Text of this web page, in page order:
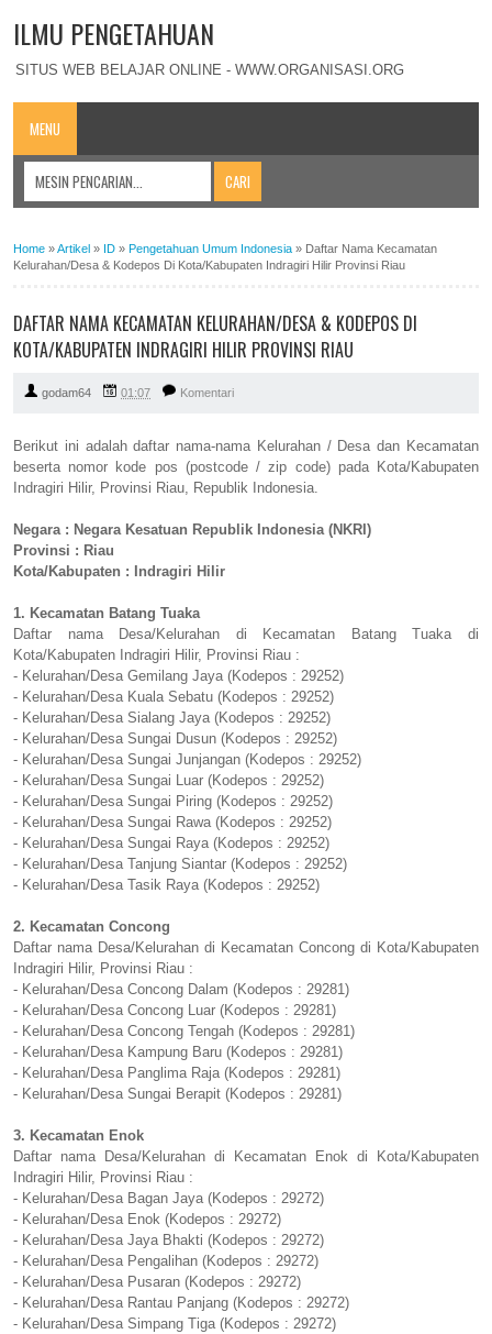
ILMU PENGETAHUAN
SITUS WEB BELAJAR ONLINE - WWW.ORGANISASI.ORG
MENU
Home »Artikel » ID » Pengetahuan Umum Indonesia » Daftar Nama Kecamatan
Kelurahan/Desa & Kodepos Di Kota/Kabupaten Indragiri Hilir Provinsi Riau
DAFTAR NAMA KECAMATAN KELURAHAN/DESA & KODEPOS DI
KOTA/KABUPATEN INDRAGIRI HILIR PROVINSI RIAU
godam64 01:07 Komentari
Berikut ini adalah daftar nama-nama Kelurahan / Desa dan Kecamatan
beserta nomor kode pos (postcode / zip code) pada Kota/Kabupaten
Indragiri Hilir, Provinsi Riau, Republik Indonesia.
Negara : Negara Kesatuan Republik Indonesia (NKRI)
Provinsi : Riau
Kota/Kabupaten : Indragiri Hilir
1. Kecamatan Batang Tuaka
Daftar nama Desa/Kelurahan di Kecamatan Batang Tuaka di
Kota/Kabupaten Indragiri Hilir, Provinsi Riau :
- Kelurahan/Desa Gemilang Jaya (Kodepos : 29252)
- Kelurahan/Desa Kuala Sebatu (Kodepos : 29252)
- Kelurahan/Desa Sialang Jaya (Kodepos : 29252)
- Kelurahan/Desa Sungai Dusun (Kodepos : 29252)
- Kelurahan/Desa Sungai Junjangan (Kodepos : 29252)
- Kelurahan/Desa Sungai Luar (Kodepos : 29252)
- Kelurahan/Desa Sungai Piring (Kodepos : 29252)
- Kelurahan/Desa Sungai Rawa (Kodepos : 29252)
- Kelurahan/Desa Sungai Raya (Kodepos : 29252)
- Kelurahan/Desa Tanjung Siantar (Kodepos : 29252)
- Kelurahan/Desa Tasik Raya (Kodepos : 29252)
2. Kecamatan Concong
Daftar nama Desa/Kelurahan di Kecamatan Concong di Kota/Kabupaten
Indragiri Hilir, Provinsi Riau :
- Kelurahan/Desa Concong Dalam (Kodepos : 29281)
- Kelurahan/Desa Concong Luar (Kodepos : 29281)
- Kelurahan/Desa Concong Tengah (Kodepos : 29281)
- Kelurahan/Desa Kampung Baru (Kodepos : 29281)
- Kelurahan/Desa Panglima Raja (Kodepos : 29281)
- Kelurahan/Desa Sungai Berapit (Kodepos : 29281)
3. Kecamatan Enok
Daftar nama Desa/Kelurahan di Kecamatan Enok di Kota/Kabupaten
Indragiri Hilir, Provinsi Riau :
- Kelurahan/Desa Bagan Jaya (Kodepos : 29272)
- Kelurahan/Desa Enok (Kodepos : 29272)
- Kelurahan/Desa Jaya Bhakti (Kodepos : 29272)
- Kelurahan/Desa Pengalihan (Kodepos : 29272)
- Kelurahan/Desa Pusaran (Kodepos : 29272)
- Kelurahan/Desa Rantau Panjang (Kodepos : 29272)
- Kelurahan/Desa Simpang Tiga (Kodepos : 29272)